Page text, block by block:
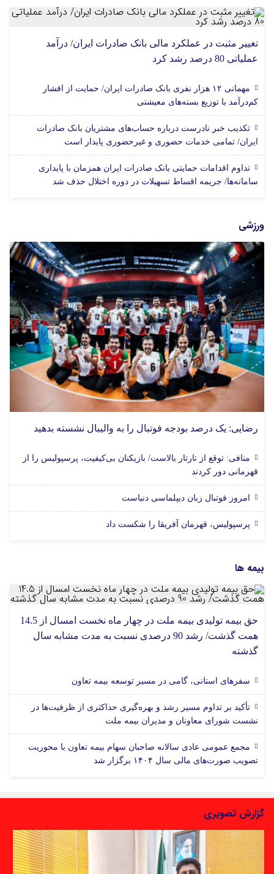
تغییر مثبت در عملکرد مالی بانک صادرات ایران/ درآمد
عملیاتی 80 درصد رشد کرد
مهمانی ۱۲ هزار نفری بانک صادرات ایران/ حمایت از اقشار
کم‌درآمد با توزیع بسته‌های معیشتی
تکذیب خبر نادرست درباره حساب‌های مشتریان بانک صادرات
ایران/ تمامی خدمات حضوری و غیرحضوری پایدار است
تداوم اقدامات حمایتی بانک صادرات ایران همزمان با پایداری
سامانه‌ها/ جریمه اقساط تسهیلات در دوره اختلال حذف شد
ورزشی
رضایی: یک درصد بودجه فوتبال را به والیبال نشسته بدهید
منافی: توقع از تارتار بالاست/ بازیکنان بی‌کیفیت، پرسپولیس را از
قهرمانی دور کردند
امروز فوتبال زبان دیپلماسی دنیاست
پرسپولیس، قهرمان آفریقا را شکست داد
بیمه ها
حق بیمه تولیدی بیمه ملت در چهار ماه نخست امسال از 14.5
همت گذشت/ رشد 90 درصدی نسبت به مدت مشابه سال
گذشته
سفرهای استانی، گامی در مسیر توسعه بیمه تعاون
تأکید بر تداوم مسیر رشد و بهره‌گیری حداکثری از ظرفیت‌ها در
نشست شورای معاونان و مدیران بیمه ملت
مجمع عمومی عادی سالانه صاحبان سهام بیمه تعاون با محوریت
تصویب صورت‌های مالی سال ۱۴۰۴ برگزار شد
گزارش تصویری